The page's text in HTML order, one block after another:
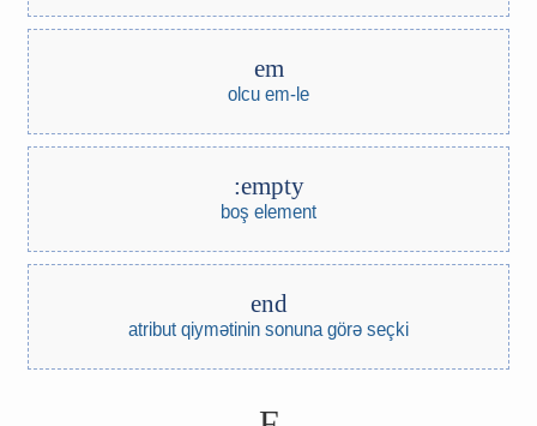
em
olcu em-le
:empty
boş element
end
atribut qiymətinin sonuna görə seçki